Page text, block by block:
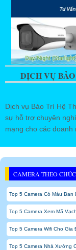
DỊCH VỤ
Dịch vụ Bảo Trì Hệ
sự hỗ trợ chuyên
mạng cho các doanh
CAMERA THEO
Top 5 Camera Có Màu Ban
Top 5 Camera Xem Mã
Top 5 Camera Wifi Cho Gia
Top 5 Camera Nhà Xưởng